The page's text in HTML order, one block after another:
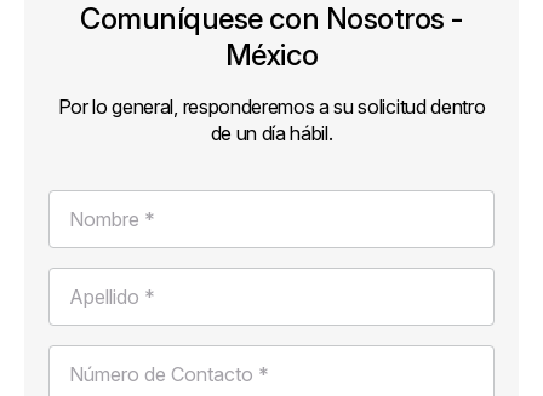
Comuníquese con Nosotros -
México
Por lo general, responderemos a su solicitud dentro
de un día hábil.